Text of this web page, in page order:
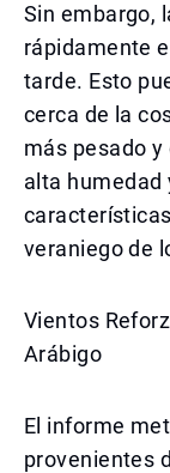
Sin embargo,
rápidamente
tarde. Esto
cerca de la
más pesado
alta humedad
veraniego de
Vientos
Arábigo
El informe
provenientes